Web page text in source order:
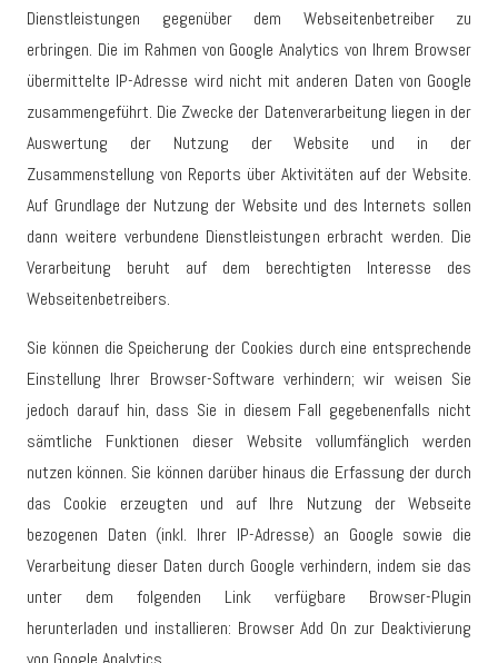
Dienstleistungen gegenüber dem Webseitenbetreiber zu
erbringen. Die im Rahmen von Google Analytics von Ihrem Browser
übermittelte IP-Adresse wird nicht mit anderen Daten von Google
zusammengeführt. Die Zwecke der Datenverarbeitung liegen in der
Auswertung der Nutzung der Website und in der
Zusammenstellung von Reports über Aktivitäten auf der Website.
Auf Grundlage der Nutzung der Website und des Internets sollen
dann weitere verbundene Dienstleistungen erbracht werden. Die
Verarbeitung beruht auf dem berechtigten Interesse des
Webseitenbetreibers.
Sie können die Speicherung der Cookies durch eine entsprechende
Einstellung Ihrer Browser-Software verhindern; wir weisen Sie
jedoch darauf hin, dass Sie in diesem Fall gegebenenfalls nicht
sämtliche Funktionen dieser Website vollumfänglich werden
nutzen können. Sie können darüber hinaus die Erfassung der durch
das Cookie erzeugten und auf Ihre Nutzung der Webseite
bezogenen Daten (inkl. Ihrer IP-Adresse) an Google sowie die
Verarbeitung dieser Daten durch Google verhindern, indem sie das
unter dem folgenden Link verfügbare Browser-Plugin
herunterladen und installieren: Browser Add On zur Deaktivierung